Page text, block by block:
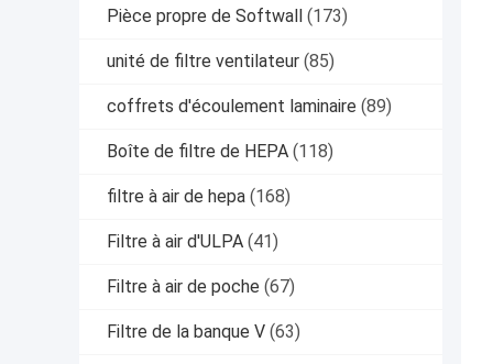
Pièce propre de Softwall (173)
unité de filtre ventilateur (85)
coffrets d'écoulement laminaire (89)
Boîte de filtre de HEPA (118)
filtre à air de hepa (168)
Filtre à air d'ULPA (41)
Filtre à air de poche (67)
Filtre de la banque V (63)